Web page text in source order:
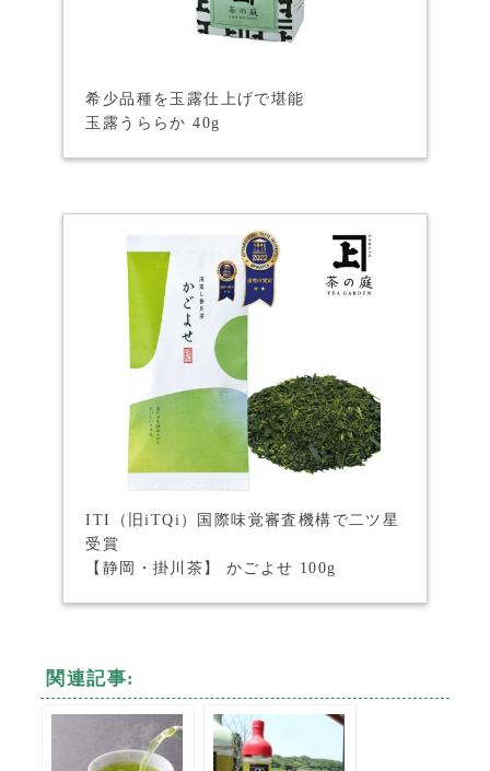
希少品種を玉露仕上げで堪能
玉露うららか 40g
ITI（旧iTQi）国際味覚審査機構で二ツ星
受賞
【静岡・掛川茶】 かごよせ 100g
関連記事: